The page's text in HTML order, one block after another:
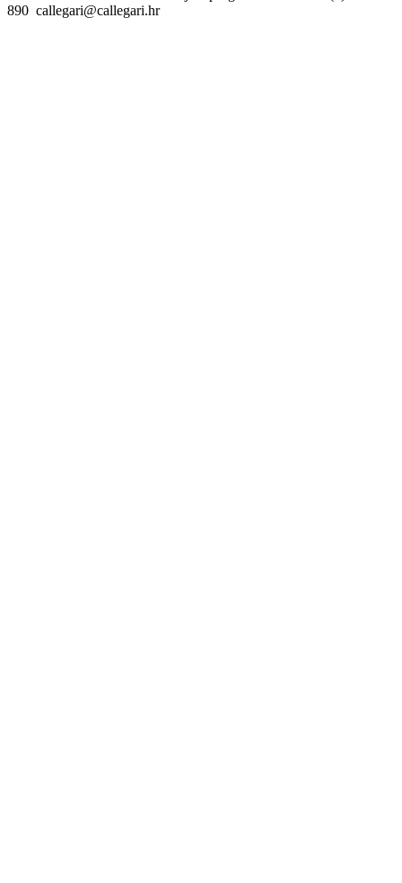
890 callegari@callegari.hr